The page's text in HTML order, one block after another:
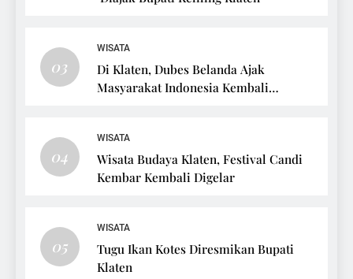
03
WISATA
Di Klaten, Dubes Belanda Ajak
Masyarakat Indonesia Kembali
04
WISATA
Wisata Budaya Klaten, Festival Candi
Kembar Kembali Digelar
05
WISATA
Tugu Ikan Kotes Diresmikan Bupati
Klaten